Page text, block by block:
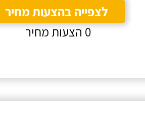
לצפייה בהצעות מחיר
0 הצעות מחיר